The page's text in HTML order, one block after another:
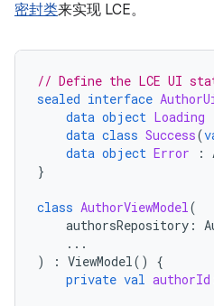
密封类来实现 LCE。
// Define the LCE UI
sealed interface
data object Loading
data class Success(
data object Error :
}
class AuthorViewModel(
authorsRepository :
...
)
: ViewModel()
{
private val authorId